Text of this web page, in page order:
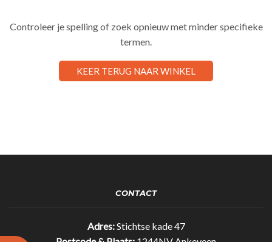
Controleer je spelling of zoek opnieuw met minder specifieke
termen.
KEER TERUG NAAR WINKEL
CONTACT
Adres:Stichtse kade 47